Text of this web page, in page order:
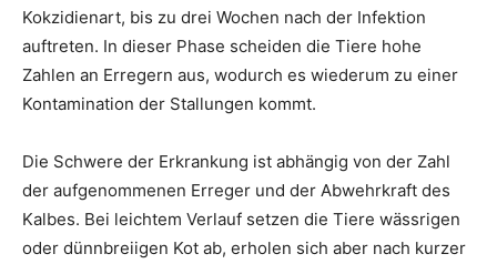
Kokzidienart, bis zu drei Wochen nach der Infektion
auftreten. In dieser Phase scheiden die Tiere hohe
Zahlen an Erregern aus, wodurch es wiederum zu einer
Kontamination der Stallungen kommt.
Die Schwere der Erkrankung ist abhängig von der Zahl
der aufgenommenen Erreger und der Abwehrkraft des
Kalbes. Bei leichtem Verlauf setzen die Tiere wässrigen
oder dünnbreiigen Kot ab, erholen sich aber nach kurzer